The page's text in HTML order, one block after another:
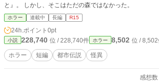
と』。 しかし、そこはただの森ではなかった。
ホラー 連載中 長編 R15
24h.ポイント 0pt
小説 228,740 位 / 228,740件 ホラー 8,502 位 /
ホラー 短編 都市伝説 怪異
感想